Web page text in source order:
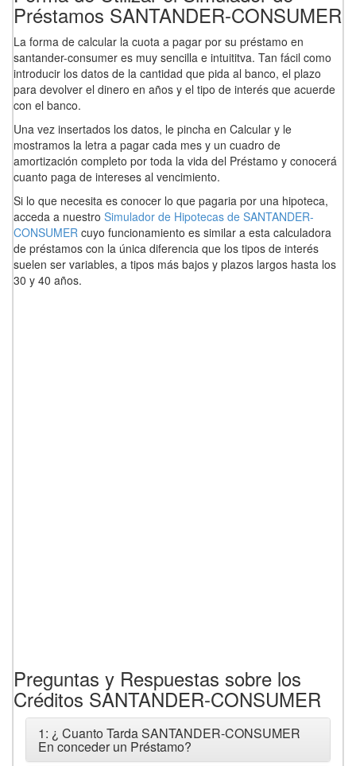
Préstamos SANTANDER-CONSUMER
La forma de calcular la cuota a pagar por su préstamo en
santander-consumer es muy sencilla e intuititva. Tan fácil como
introducir los datos de la cantidad que pida al banco, el plazo
para devolver el dinero en años y el tipo de interés que acuerde
con el banco.
Una vez insertados los datos, le pincha en Calcular y le
mostramos la letra a pagar cada mes y un cuadro de
amortización completo por toda la vida del Préstamo y conocerá
cuanto paga de intereses al vencimiento.
Si lo que necesita es conocer lo que pagaria por una hipoteca,
acceda a nuestro Simulador de Hipotecas de SANTANDER-
CONSUMER cuyo funcionamiento es similar a esta calculadora
de préstamos con la única diferencia que los tipos de interés
suelen ser variables, a tipos más bajos y plazos largos hasta los
30 y 40 años.
Preguntas y Respuestas sobre los
Créditos SANTANDER-CONSUMER
1: ¿ Cuanto Tarda SANTANDER-CONSUMER
En conceder un Préstamo?